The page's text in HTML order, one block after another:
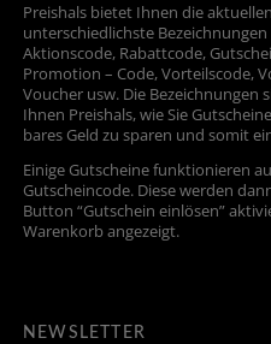
Preishals bietet Ihnen die
unterschiedlichste
Aktionscode, Rabattcode,
Promotion – Code, Vorteilscode,
Voucher usw. Die Bezeichnungen
Ihnen Preishals, wie Sie
bares Geld zu sparen und somit
Einige Gutscheine funktionieren
Gutscheincode. Diese werden
Button “Gutschein einlösen”
Warenkorb angezeigt.
NEWSLETTER